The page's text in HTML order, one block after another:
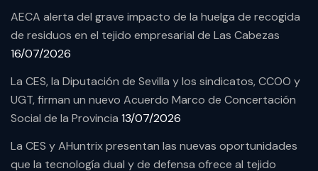
AECA alerta del grave impacto de la huelga de recogida
de residuos en el tejido empresarial de Las Cabezas
16/07/2026
La CES, la Diputación de Sevilla y los sindicatos, CCOO y
UGT, firman un nuevo Acuerdo Marco de Concertación
Social de la Provincia 13/07/2026
La CES y AHuntrix presentan las nuevas oportunidades
que la tecnología dual y de defensa ofrece al tejido